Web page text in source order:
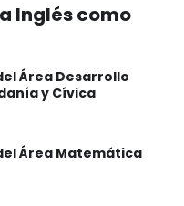
Inglés como
Área Desarrollo
y Cívica
Área Matemática